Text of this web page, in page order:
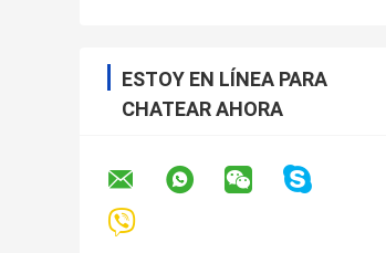
ESTOY EN LÍNEA PARA
CHATEAR AHORA